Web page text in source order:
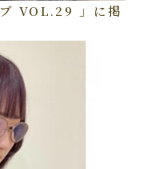
VOL.29 」に掲